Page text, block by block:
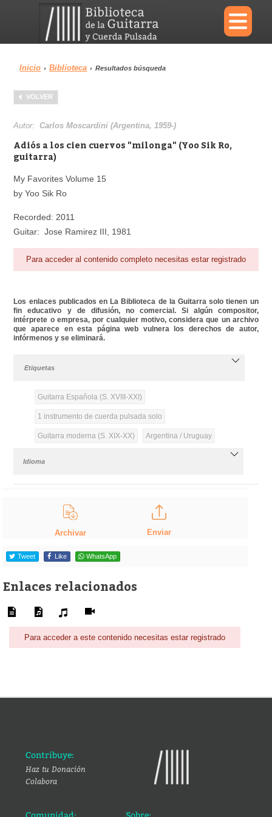
×
Menu
Biblioteca Diccionario
Inicio › Biblioteca › Resultados búsqueda
VOLVER
Autor:Carlos Moscardini (Argentina, 1959-)
Adiós a los cien cuervos "milonga" (Yoo Sik Ro,
guitarra)
My Favorites Volume 15
by Yoo Sik Ro
Recorded: 2011
Guitar: Jose Ramirez III, 1981
Para acceder al contenido completo necesitas estar registrado
Los enlaces publicados en La Biblioteca de la Guitarra solo tienen un
fin educativo y de difusión, no comercial. Si algún compositor,
intérprete o empresa, por cualquier motivo, considera que un archivo
que aparece en esta página web vulnera los derechos de autor,
infórmenos y se eliminará.
Etiquetas
Guitarra Española (S. XVIII-XXI)
1 instrumento de cuerda pulsada solo
Guitarra moderna (S. XIX-XX) Argentina / Uruguay
Idioma
Archivar Enviar
Tweet Like WhatsApp
Enlaces relacionados
Para acceder a este contenido necesitas estar registrado
Contribuye:
Haz tu Donación
Colabora